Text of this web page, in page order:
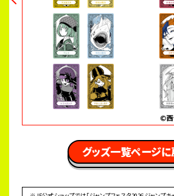
グッズ一覧ページ